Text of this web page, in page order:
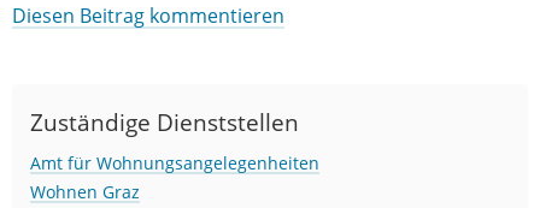
Diesen Beitrag kommentieren
Zuständige Dienststellen
Amt für Wohnungsangelegenheiten
Wohnen Graz